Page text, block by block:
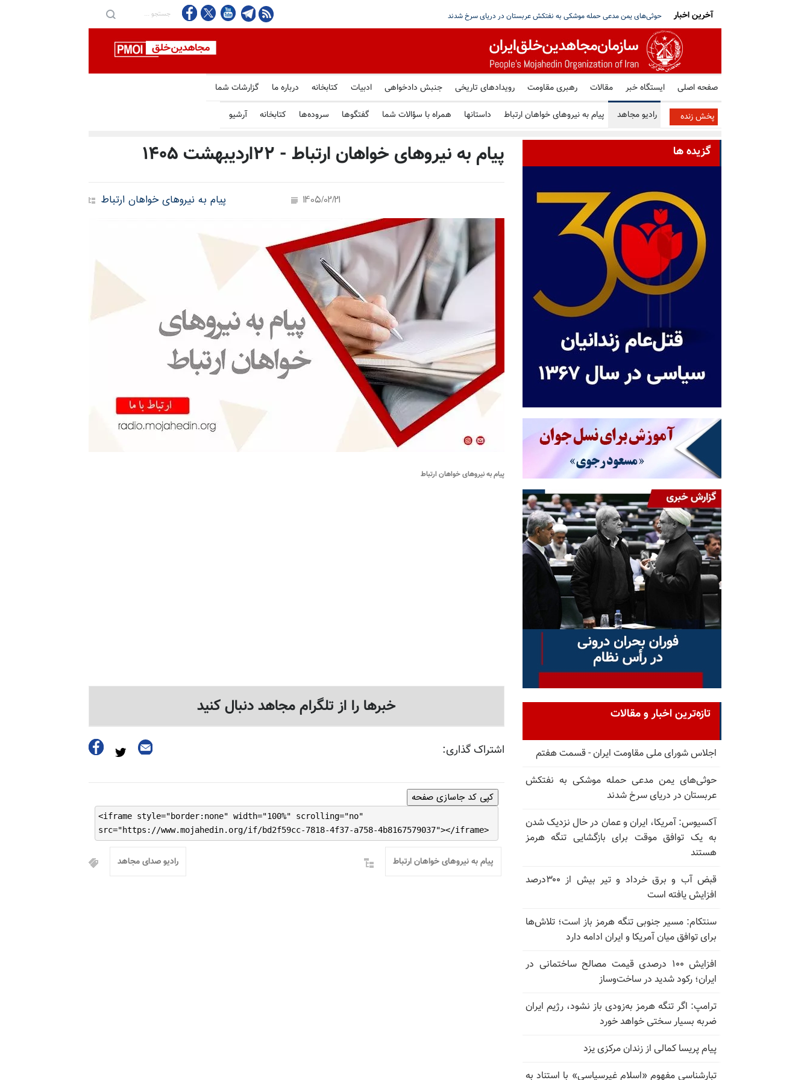
حوثی‌های یمن مدعی حمله موشکی به نفتکش عربستان در دریای سرخ شدند آکسیوس: آمریکا، ایران و عمان در حال نزدیک شدن به یک توافق موقت برای بازگشایی آخرین اخبار
صفحه اصلی ایستگاه خبر مقالات رهبری مقاومت رویدادهای تاریخی جنبش دادخواهی ادبیات کتابخانه درباره ما گزارشات شما
پخش زنده رادیو مجاهد پیام به نیروهای خواهان ارتباط داستانها همراه با سؤالات شما گفتگوها سروده‌ها کتابخانه آرشیو
پیام به نیروهای خواهان ارتباط - ۲۲اردیبهشت ۱۴۰۵
پیام به نیروهای خواهان ارتباط 1405/02/21
پیام به نیروهای خواهان ارتباط
خبرها را از تلگرام مجاهد دنبال کنید
اشتراک گذاری:
کپی کد جاسازی صفحه
<iframe style="border:none" width="100%" scrolling="no"
src="https://www.mojahedin.org/if/bd2f59cc-7818-4f37-a758-4b8167579037"></iframe>
رادیو صدای مجاهد پیام به نیروهای خواهان ارتباط
گزیده ها
تازه‌ترین اخبار و مقالات
اجلاس شورای ملی مقاومت ایران - قسمت هفتم
حوثی‌های یمن مدعی حمله موشکی به نفتکش
عربستان در دریای سرخ شدند
آکسیوس: آمریکا، ایران و عمان در حال نزدیک شدن
به یک توافق موقت برای بازگشایی تنگه هرمز
هستند
قبض آب و برق خرداد و تیر بیش از ۳۰۰درصد
افزایش یافته است
سنتکام: مسیر جنوبی تنگه هرمز باز است؛ تلاش‌ها
برای توافق میان آمریکا و ایران ادامه دارد
افزایش ۱۰۰ درصدی قیمت مصالح ساختمانی در
ایران؛ رکود شدید در ساخت‌وساز
ترامپ: اگر تنگه هرمز به‌زودی باز نشود، رژیم ایران
ضربه بسیار سختی خواهد خورد
پیام پریسا کمالی از زندان مرکزی یزد
تبارشناسی مفهوم «اسلام غیرسیاسی» با استناد به